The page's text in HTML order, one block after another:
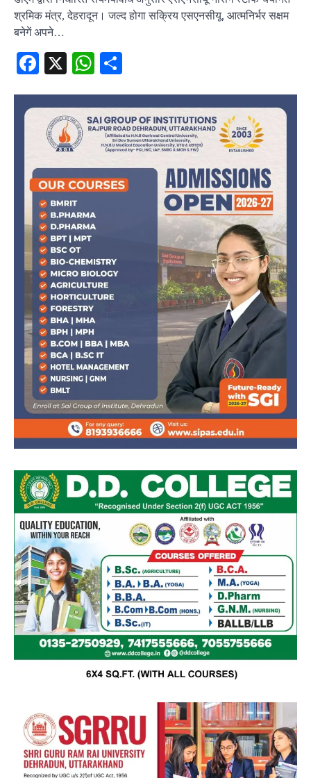
श्रमिक मंत्र, देहरादून। जल्द होगा सक्रिय एसएनसीयू, आत्मनिर्भर सक्षम
बनेगें अपने…
Facebook
X WhatsApp